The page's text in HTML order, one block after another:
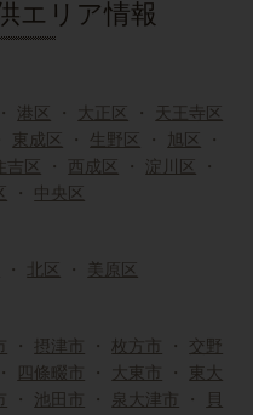
エリア情報
・ 港区 ・ 大正区 ・
天王寺区
東成区 ・ 生野区 ・ 旭区
・
吉区 ・ 西成区 ・ 淀川区
・
・ 中央区
・ 北区 ・ 美原区
・ 摂津市 ・枚方市 ・ 交野
・ 四條畷市 ・ 大東市 ・ 東大
・ 池田市 ・ 泉大津市 ・
貝